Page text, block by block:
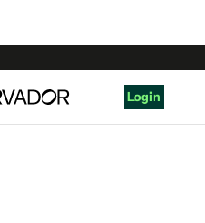
Login